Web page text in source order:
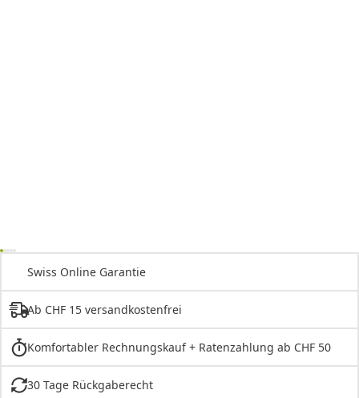
Swiss Online Garantie
Ab CHF 15 versandkostenfrei
Komfortabler Rechnungskauf + Ratenzahlung ab CHF 50
30 Tage Rückgaberecht